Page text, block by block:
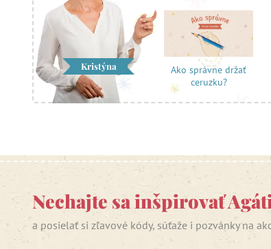
Kristýna
Ako správne držať
ceruzku?
Nechajte sa inšpirovať
a posielať si zľavové kódy, súťaže i pozvánky na